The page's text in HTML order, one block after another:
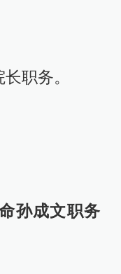
职务。
孙成文职务